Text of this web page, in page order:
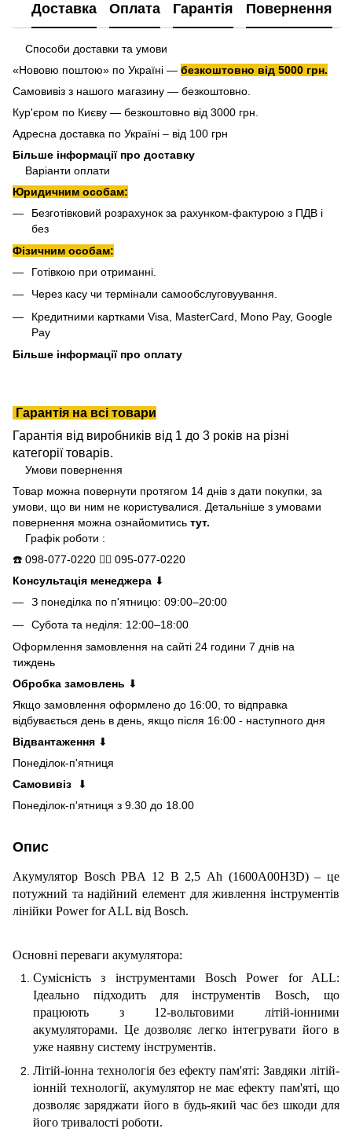
Доставка Оплата Гарантія Повернення
Способи доставки та умови
«Нововю поштою» по Україні — безкоштовно від 5000 грн.
Самовивіз з нашого магазину — безкоштовно.
Кур'єром по Києву — безкоштовно від 3000 грн.
Адресна доставка по Україні – від 100 грн
Більше інформації про доставку
Варіанти оплати
Юридичним особам:
Безготівковий розрахунок за рахунком-фактурою з ПДВ і
без
Фізичним особам:
Готівкою при отриманні.
Через касу чи термінали самообслуговуування.
Кредитними картками Visa, MasterCard, Mono Pay, Google
Pay
Більше інформації про оплату
Гарантія на всі товари
Гарантія від виробників від 1 до 3 років на різні
категорії товарів.
Умови повернення
Товар можна повернути протягом 14 днів з дати покупки, за
умови, що ви ним не користувалися. Детальніше з умовами
повернення можна ознайомитись тут.
Графік роботи :
☎️ 098-077-0220 👍🏻 095-077-0220
Консультація менеджера ⬇
З понеділка по п'ятницю: 09:00–20:00
Субота та неділя: 12:00–18:00
Оформлення замовлення на сайті 24 години 7 днів на
тиждень
Обробка замовлень ⬇
Якщо замовлення оформлено до 16:00, то відправка
відбувається день в день, якщо після 16:00 - наступного дня
Відвантаження ⬇
Понеділок-п'ятниця
Самовивіз
⬇
Понеділок-п'ятниця з 9.30 до 18.00
Опис
Акумулятор Bosch PBA 12 В 2,5 Ah (1600A00H3D) – це
потужний та надійний елемент для живлення інструментів
лінійки Power for ALL від Bosch.
Основні переваги акумулятора:
Сумісність з інструментами Bosch Power for ALL:
Ідеально підходить для інструментів Bosch, що
працюють з 12-вольтовими літій-іонними
акумуляторами. Це дозволяє легко інтегрувати його в
уже наявну систему інструментів.
Літій-іонна технологія без ефекту пам'яті: Завдяки літій-
іонній технології, акумулятор не має ефекту пам'яті, що
дозволяє заряджати його в будь-який час без шкоди для
його тривалості роботи.